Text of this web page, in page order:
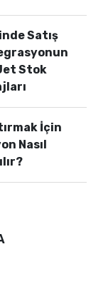
Satış
Stok
İçin
Nasıl